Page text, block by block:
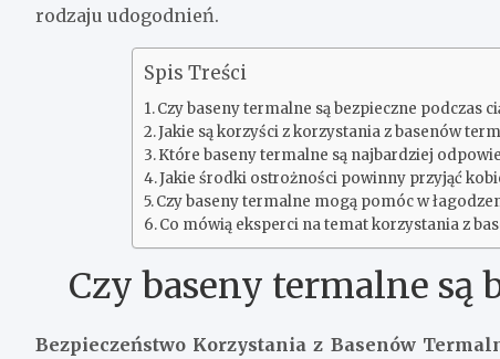
rodzaju udogodnień.
Spis Treści
Czy baseny termalne są bezpieczne podczas
Jakie są korzyści z korzystania z basenów
Które baseny termalne są najbardziej
Jakie środki ostrożności powinny przyjąć
Czy baseny termalne mogą pomóc w
Co mówią eksperci na temat korzystania z
Czy baseny termalne są
Bezpieczeństwo Korzystania z Basenów